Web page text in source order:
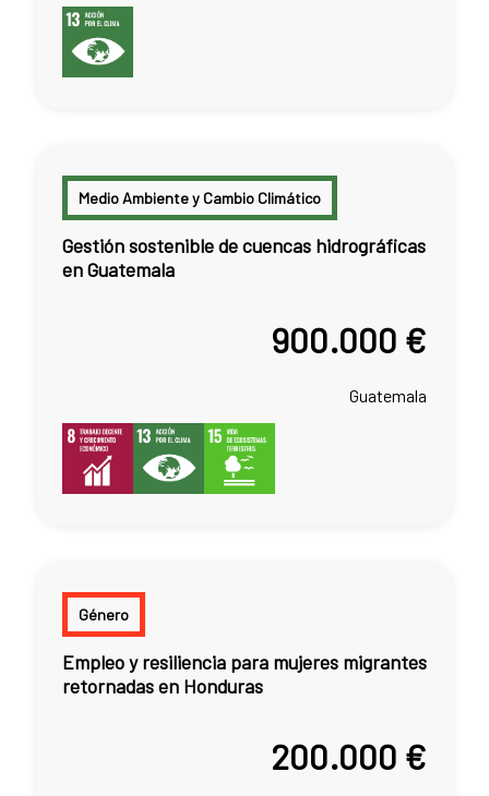
Medio Ambiente y Cambio Climático
Gestión sostenible de cuencas hidrográficas
en Guatemala
900.000 €
Guatemala
Género
Empleo y resiliencia para mujeres migrantes
retornadas en Honduras
200.000 €